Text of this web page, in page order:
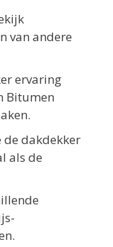
van andere
ervaring
Bitumen
de dakdekker
als de